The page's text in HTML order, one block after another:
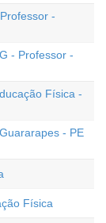
-
- Professor -
Física -
- PE
Física